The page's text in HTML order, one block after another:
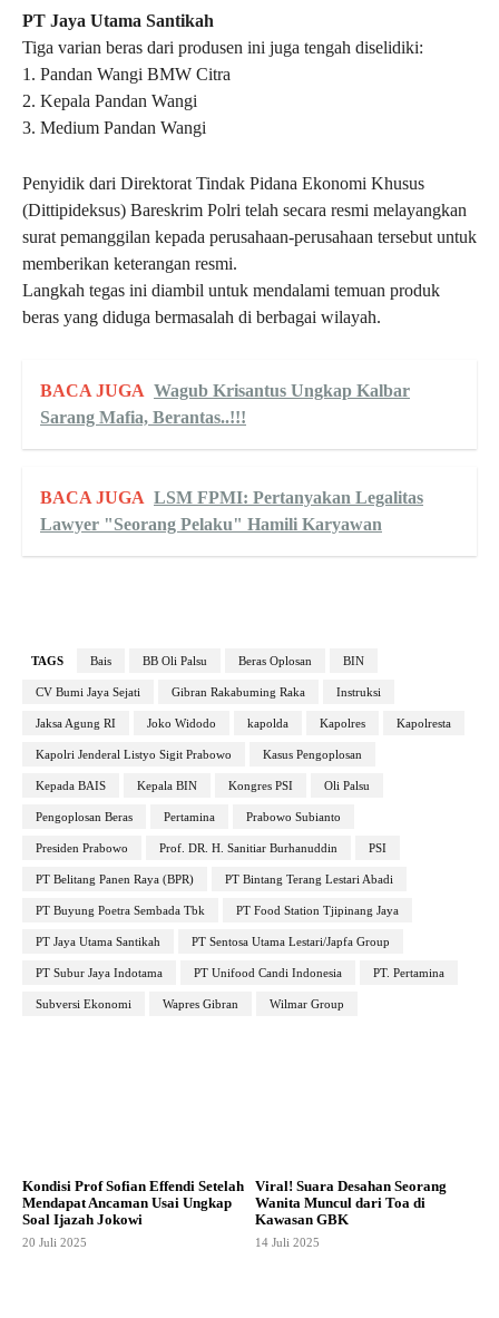
PT Jaya Utama Santikah
Tiga varian beras dari produsen ini juga tengah diselidiki:
1. Pandan Wangi BMW Citra
2. Kepala Pandan Wangi
3. Medium Pandan Wangi
Penyidik dari Direktorat Tindak Pidana Ekonomi Khusus
(Dittipideksus) Bareskrim Polri telah secara resmi melayangkan
surat pemanggilan kepada perusahaan-perusahaan tersebut untuk
memberikan keterangan resmi.
Langkah tegas ini diambil untuk mendalami temuan produk
beras yang diduga bermasalah di berbagai wilayah.
BACA JUGA Wagub Krisantus Ungkap Kalbar
Sarang Mafia, Berantas..!!!
BACA JUGA LSM FPMI: Pertanyakan Legalitas
Lawyer "Seorang Pelaku" Hamili Karyawan
TAGS Bais BB Oli Palsu Beras Oplosan BIN
CV Bumi Jaya Sejati Gibran Rakabuming Raka Instruksi
Jaksa Agung RI Joko Widodo kapolda Kapolres Kapolresta
Kapolri Jenderal Listyo Sigit Prabowo Kasus Pengoplosan
Kepada BAIS Kepala BIN Kongres PSI Oli Palsu
Pengoplosan Beras Pertamina Prabowo Subianto
Presiden Prabowo Prof. DR. H. Sanitiar Burhanuddin PSI
PT Belitang Panen Raya (BPR) PT Bintang Terang Lestari Abadi
PT Buyung Poetra Sembada Tbk PT Food Station Tjipinang Jaya
PT Jaya Utama Santikah PT Sentosa Utama Lestari/Japfa Group
PT Subur Jaya Indotama PT Unifood Candi Indonesia PT. Pertamina
Subversi Ekonomi Wapres Gibran Wilmar Group
Kondisi Prof Sofian Effendi Setelah
Mendapat Ancaman Usai Ungkap
Soal Ijazah Jokowi
20 Juli 2025
Viral! Suara Desahan Seorang
Wanita Muncul dari Toa di
Kawasan GBK
14 Juli 2025